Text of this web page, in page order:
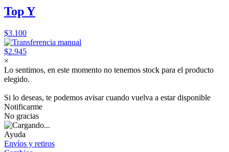
Top Y
$3.100
$2.945
×
Lo sentimos, en este momento no tenemos stock para el producto
elegido.
Si lo deseas, te podemos avisar cuando vuelva a estar disponible
Notificarme
No gracias
Ayuda
Envíos y retiros